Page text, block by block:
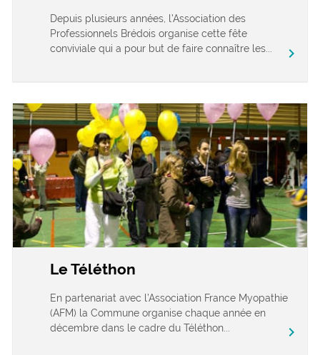
Depuis plusieurs années, l’Association des
Professionnels Brédois organise cette fête
conviviale qui a pour but de faire connaître les...
chevron_right
Le Téléthon
En partenariat avec l’Association France Myopathie
(AFM) la Commune organise chaque année en
décembre dans le cadre du Téléthon...
chevron_right